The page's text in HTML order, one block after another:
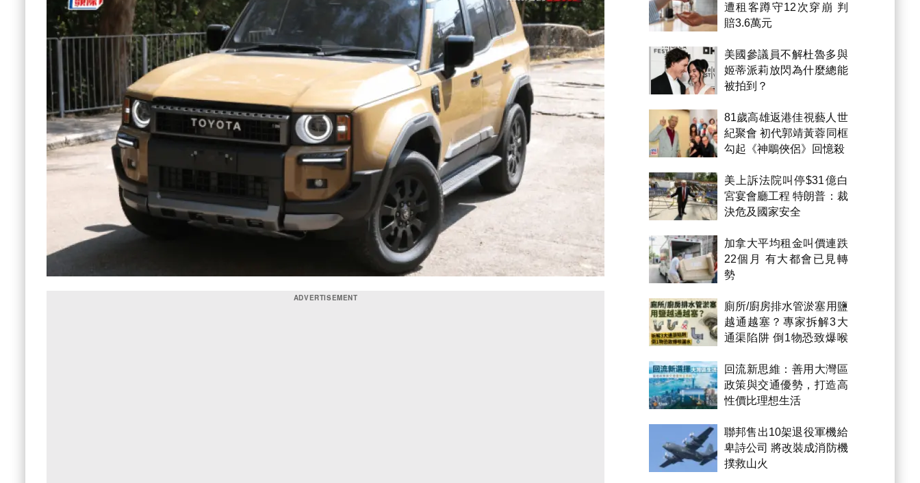
遭租客蹲守12次穿崩 判
賠3.6萬元
美國參議員不解杜魯多與
姬蒂派莉放閃為什麼總能
被拍到？
81歲高雄返港佳視藝人世
紀聚會 初代郭靖黃蓉同框
勾起《神鵰俠侶》回憶殺
美上訴法院叫停$31億白
宮宴會廳工程 特朗普：裁
決危及國家安全
加拿大平均租金叫價連跌
22個月 有大都會已見轉
勢
廁所/廚房排水管淤塞用鹽
越通越塞？專家拆解3大
通渠陷阱 倒1物恐致爆喉
回流新思維：善用大灣區
政策與交通優勢，打造高
性價比理想生活
聯邦售出10架退役軍機給
卑詩公司 將改裝成消防機
撲救山火